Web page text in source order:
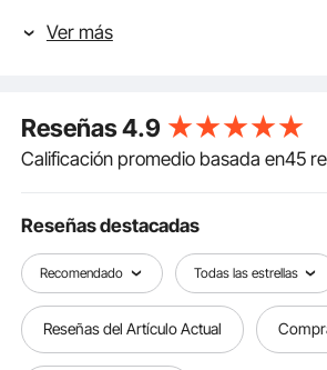
saltarinas o juguetes de cápsula de
expendedora de monedas permite
clara del producto y una limpieza
estructura incluye una base y un
el interior, un mecanismo de
problemas durante el uso.
Control sencillo con monedas: Esta
expendedora de chicles VEVOR
manualmente con monedas y no
electricidad. Inserta una moneda
Ver más
Reseñas4.9
Calificación promedio basada en45
Reseñas destacadas
Recomendado Todas las estrellas
Reseñas del Artículo Actual